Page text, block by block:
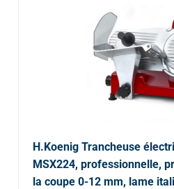
H.Koenig Trancheuse
MSX224, professionnelle,
la coupe 0-12 mm, lame